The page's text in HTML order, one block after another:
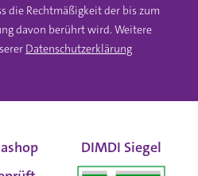
die Rechtmäßigkeit der bis zum
davon berührt wird. Weitere
Datenschutzerklärung
DIMDI Siegel